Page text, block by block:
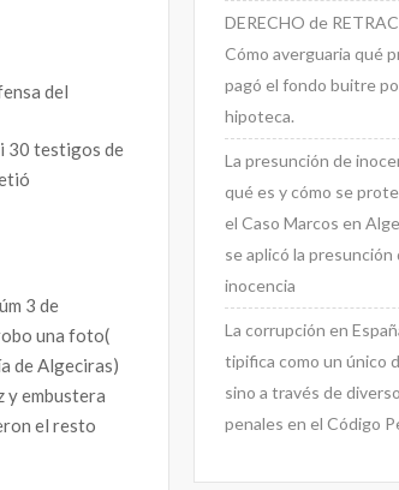
del
30 testigos de
3 de
una foto(
de Algeciras)
y embustera
el resto
DERECHO de
Cómo averguaria qué
pagó el fondo buitre
hipoteca.
La presunción de
qué es y cómo se
el Caso Marcos en
se aplicó la presunción
inocencia
La corrupción en
tipifica como un único
sino a través de
penales en el Código